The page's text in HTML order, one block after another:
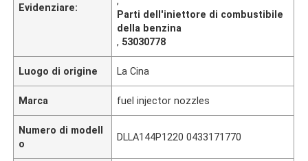
Evidenziare:
Parti dell'iniettore di combustibile
della benzina
, 53030778
Luogo di origine La Cina
Marca fuel injector nozzles
Numero di modell
o
DLLA144P1220 0433171770